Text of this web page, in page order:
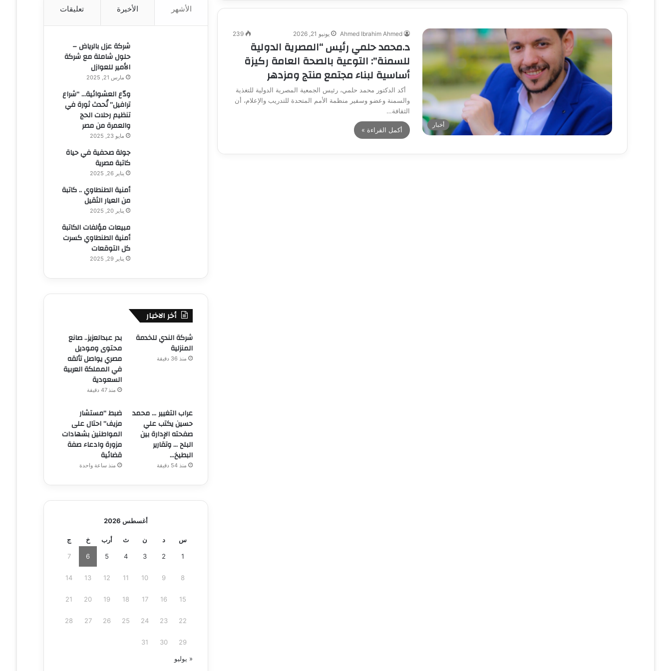
أخبار
Ahmed Ibrahim Ahmed يونيو 21, 2026 239
د.محمد حلمي رئيس “المصرية الدولية
للسمنة”: التوعية بالصحة العامة ركيزة
أساسية لبناء مجتمع منتج ومزدهر
أكد الدكتور محمد حلمي، رئيس الجمعية المصرية الدولية للتغذية
والسمنة وعضو وسفير منظمة الأمم المتحدة للتدريب والإعلام، أن
الثقافة…
أكمل القراءة »
الأشهر الأخيرة تعليقات
شركة عزل بالرياض –
حلول شاملة مع شركة
الأمير للعوازل
مارس 21, 2025
ودّع العشوائية… “شراع
ترافيل” تُحدث ثورة في
تنظيم رحلات الحج
والعمرة من مصر
مايو 23, 2025
جولة صحفية في حياة
كاتبة مصرية
يناير 26, 2025
أمنية الطنطاوي .. كاتبة
من العيار الثقيل
يناير 20, 2025
مبيعات مؤلفات الكاتبة
أمنية الطنطاوي كسرت
كل التوقعات
يناير 29, 2025
أخر الاخبار
شركة الندي للخدمة
المنزلية
منذ 36 دقيقة
بدر عبدالعزيز.. صانع
محتوى وموديل
مصري يواصل تألقه
في المملكة العربية
السعودية
منذ 47 دقيقة
عراب التغيير … محمد
حسين يكتب علي
صفحته الإدارة بين
البلح … وتقارير
البطيخ…
منذ 54 دقيقة
ضبط “مستشار
مزيف” احتال على
المواطنين بشهادات
مزورة وادعاء صفة
قضائية
منذ ساعة واحدة
أغسطس 2026
س د ن ث أرب خ ج
1
2
3
4
5
6
7
8
9
10
11
12
13
14
15
16
17
18
19
20
21
22
23
24
25
26
27
28
29
30
31
« يوليو